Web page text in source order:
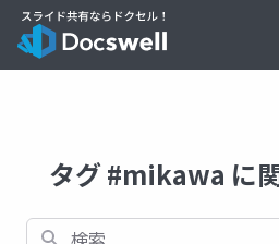
タグ #mikawa に
検索